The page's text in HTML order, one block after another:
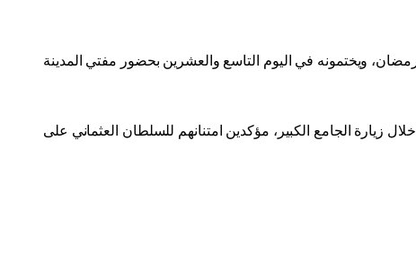
ويختمونه في اليوم التاسع والعشرين بحضور مفتي المدينة
الجامع الكبير، مؤكدين امتنانهم للسلطان العثماني على